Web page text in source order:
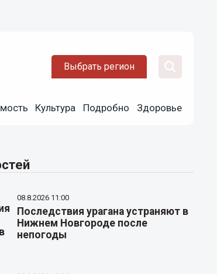
Выбрать регион
Культура Подробно Здоровье
08.8.2026 11:00
Последствия урагана устраняют в
Нижнем Новгороде после
непогоды